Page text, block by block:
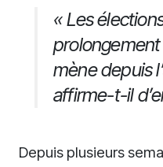
« Les
mène depuis
affirme-t-il
Depuis plusieurs